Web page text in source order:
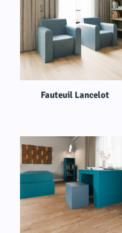
Fauteuil Lancelot